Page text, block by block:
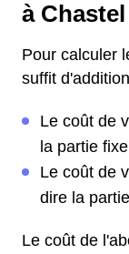
à
Pour calculer
suffit
Le coût de
la partie
Le coût de
dire la
Le coût de